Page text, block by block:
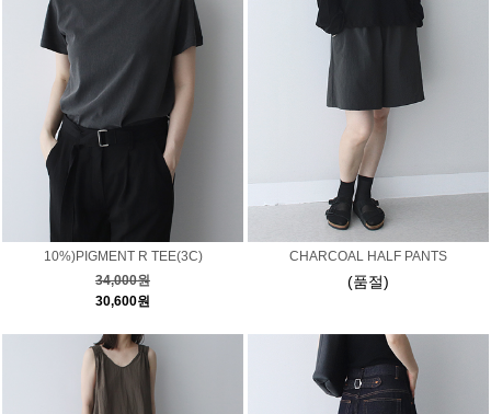
10%)PIGMENT R TEE(3C)
34,000원
30,600원
CHARCOAL HALF PANTS
(품절)